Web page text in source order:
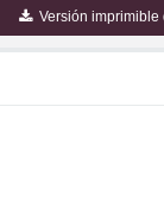
Versión